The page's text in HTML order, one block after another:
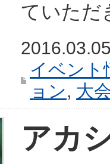
ていただ
イベント
ョン, 大
アカ